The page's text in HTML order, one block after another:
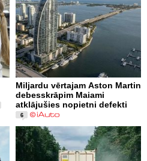
Miljardu vērtajam Aston Martin
debesskrāpim Maiami
atklājušies nopietni defekti
6